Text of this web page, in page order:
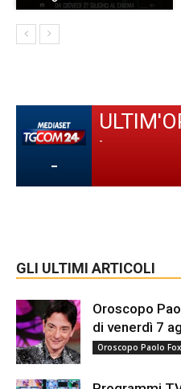
-
-
GLI ULTIMI ARTICOLI
Oroscopo
di venerdì 7
Oroscopo Paolo Fox